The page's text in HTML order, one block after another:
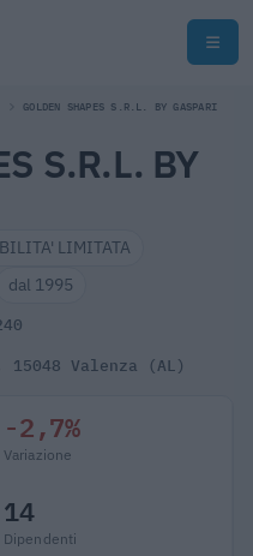
GOLDEN SHAPES S.R.L. BY GASPARI
S.R.L. BY
LIMITATA
dal 1995
Valenza (AL)
-2,7%
Variazione
14
Dipendenti